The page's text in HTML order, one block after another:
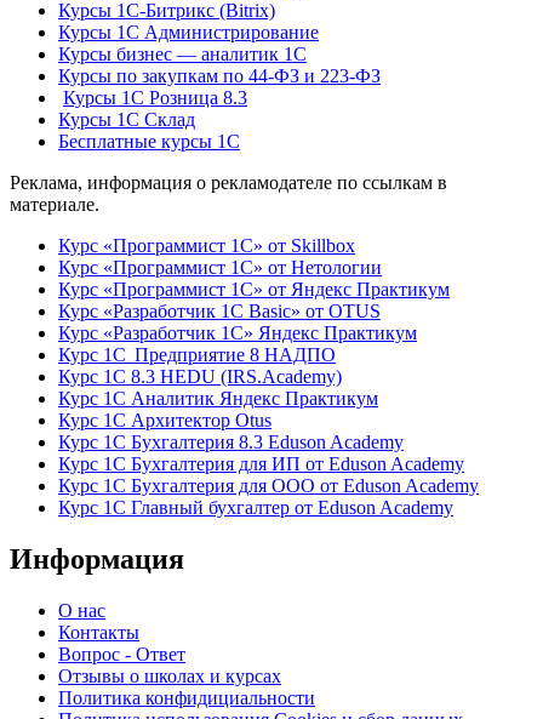
Курсы 1С-Битрикс (Bitrix)
Курсы 1С Администрирование
Курсы бизнес — аналитик 1С
Курсы по закупкам по 44‑ФЗ и 223‑ФЗ
Курсы 1С Розница 8.3
Курсы 1С Склад
Бесплатные курсы 1С
Реклама, информация о рекламодателе по ссылкам в
материале.
Курс «Программист 1С» от Skillbox
Курс «Программист 1С» от Нетологии
Курс «Программист 1С» от Яндекс Практикум
Курс «Разработчик 1С Basic» от OTUS
Курс «Разработчик 1С» Яндекс Практикум
Курс 1С Предприятие 8 НАДПО
Курс 1С 8.3 HEDU (IRS.Academy)
Курс 1С Аналитик Яндекс Практикум
Курс 1С Архитектор Otus
Курс 1С Бухгалтерия 8.3 Eduson Academy
Курс 1С Бухгалтерия для ИП от Eduson Academy
Курс 1С Бухгалтерия для ООО от Eduson Academy
Курс 1С Главный бухгалтер от Eduson Academy
Информация
О нас
Контакты
Вопрос - Ответ
Отзывы о школах и курсах
Политика конфидициальности